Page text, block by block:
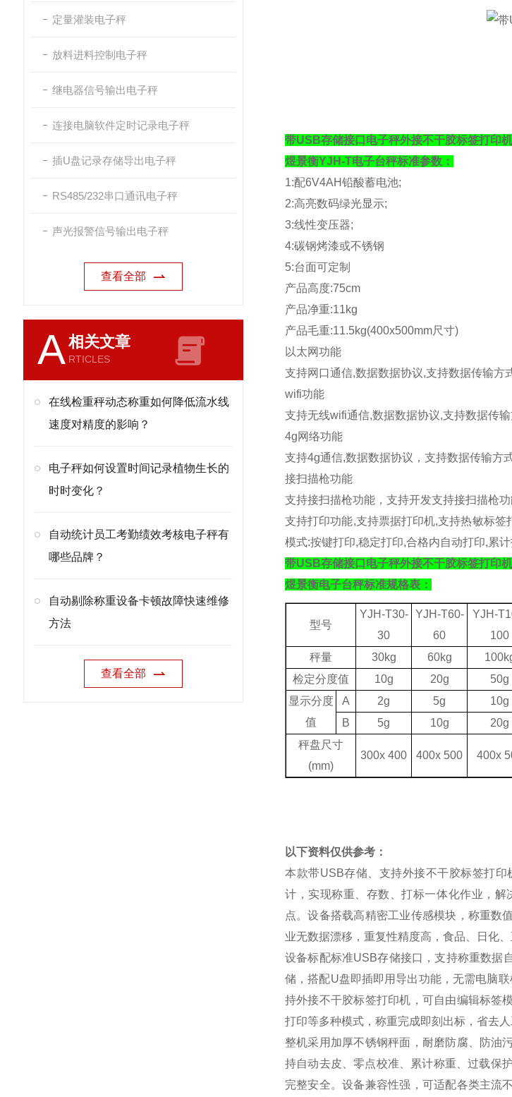
定量灌装电子秤
放料进料控制电子秤
继电器信号输出电子秤
连接电脑软件定时记录电子秤
插U盘记录存储导出电子秤
RS485/232串口通讯电子秤
声光报警信号输出电子秤
查看全部
A相关文章
RTICLES
在线检重秤动态称重如何降低流水线
速度对精度的影响？
电子秤如何设置时间记录植物生长的
时时变化？
自动统计员工考勤绩效考核电子秤有
哪些品牌？
自动剔除称重设备卡顿故障快速维修
方法
查看全部
带USB存储接口电子秤外接不干胶标签打印机
煜景衡YJH-T电子台秤标准参数：
1:配6V4AH铅酸蓄电池;
2:高亮数码绿光显示;
3:线性变压器;
4:碳钢烤漆或不锈钢
5:台面可定制
产品高度:75cm
产品净重:11kg
产品毛重:11.5kg(400x500mm尺寸)
以太网功能
支持网口通信,数据数据协议,支持数据传输方
wifi功能
支持无线wifi通信,数据数据协议,支持数据传
4g网络功能
支持4g通信,数据数据协议，支持数据传输方
接扫描枪功能
支持接扫描枪功能，支持开发支持接扫描枪
支持打印功能,支持票据打印机,支持热敏标签
模式:按键打印,稳定打印,合格内自动打印,累
带USB存储接口电子秤外接不干胶标签打印机
煜景衡电子台秤标准规格表：
型号
YJH-T30-
30
YJH-T60-
60
YJH-
100
秤量
30kg 60kg 10
检定分度值
10g 20g 50g
显示分度
值
A 2g 5g 10g
B
5g 10g 20g
秤盘尺寸
(mm)
300x 400 400x 500 400x
以下资料仅供参考：
本款带USB存储、支持外接不干胶标签打
计，实现称重、存数、打标一体化作业，
点。设备搭载高精密工业传感模块，称重数
业无数据漂移，重复性精度高，食品、日化
设备标配标准USB存储接口，支持称重数据
储，搭配U盘即插即用导出功能，无需电脑
持外接不干胶标签打印机，可自由编辑标签
打印等多种模式，称重完成即刻出标，省去
整机采用加厚不锈钢秤面，耐磨防腐、防油
持自动去皮、零点校准、累计称重、过载保
完整安全。设备兼容性强，可适配各类主流